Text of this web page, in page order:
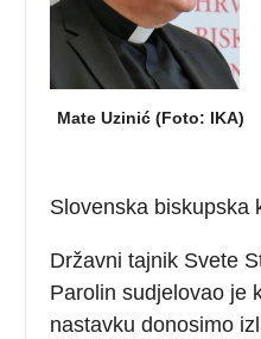
Mate Uzinić (Foto: IKA)
Slovenska biskupska
Državni tajnik Svete
Parolin sudjelovao je
nastavku donosimo